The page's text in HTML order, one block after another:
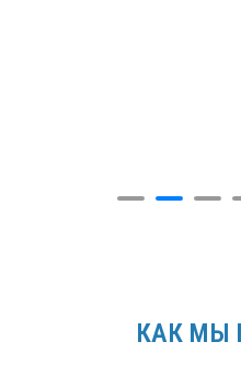
КАК МЫ